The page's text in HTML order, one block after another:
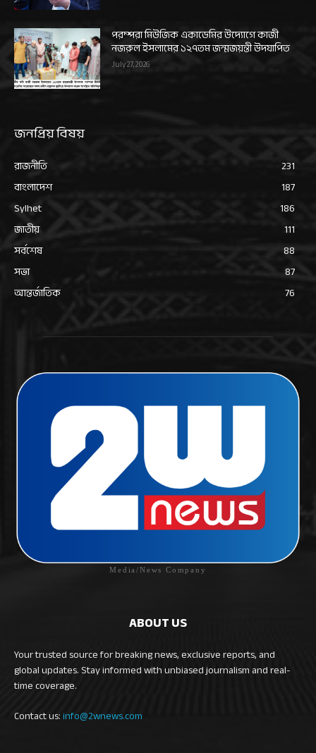
পরম্পরা মিউজিক একাডেমির উদ্যোগে কাজী
নজরুল ইসলামের ১২৭তম জন্মজয়ন্তী উদযাপিত
July 27, 2026
জনপ্রিয় বিষয়
রাজনীতি
231
বাংলাদেশ
187
Sylhet
186
জাতীয়
111
সর্বশেষ
88
সভা
87
আন্তর্জাতিক
76
Media/News Company
ABOUT US
Your trusted source for breaking news, exclusive reports, and
global updates. Stay informed with unbiased journalism and real-
time coverage.
Contact us:info@2wnews.com